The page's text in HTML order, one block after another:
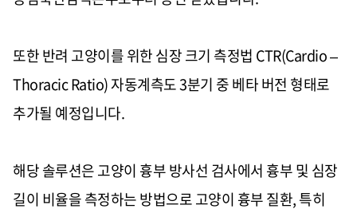
또한 반려 고양이를 위한 심장 크기 측정법 CTR(Cardio –
Thoracic Ratio)자동계측도3분기 중 베타 버전 형태로
추가될 예정입니다.
해당 솔루션은 고양이 흉부 방사선 검사에서 흉부 및 심장
길이 비율을 측정하는 방법으로 고양이 흉부 질환,특히